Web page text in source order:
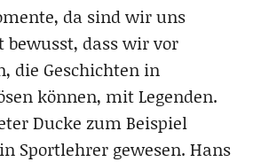
da sind wir uns
dass wir vor
die Geschichten in
können, mit Legenden.
Ducke zum Beispiel
Sportlehrer gewesen. Hans